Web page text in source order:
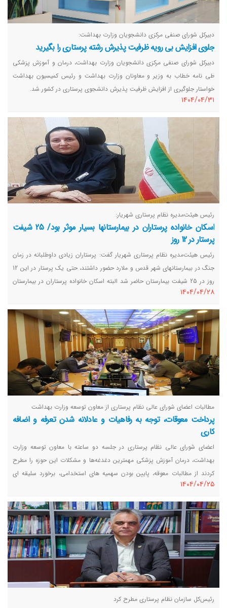
دبیرکل شورای صنفی مرکزی دانشجویان وزارت بهداشت:
جلوی افزایش بی رویه ظرفیت پذیرش رشته پرستاری را بگیرید
دبیرکل شورای صنفی مرکزی دانشجویان وزارت بهداشت، درمان و آموزش پزشکی
طی نامه خطاب به وزیر و معاونان وزارت بهداشت و رئیس کمیسیون بهداشت
خواستار جلوگیری از افزایش ظرفیت پذیرش دانشجوی پرستاری در کشور شد.
١٤٠٤/٠٤/٣١
رئیس هیئت‌مدیره نظام پرستاری شهریار:
اسکان خانواده‌ پرستاران در بیمارستانها بسیار موثر بود/ 25 شیفت
پرستار در 12 روز
رئیس هیئت‌مدیره نظام پرستاری شهریار گفت: پرستاران زیادی داوطلبانه در زمان
جنگ در بیمارستانهای شهر قدس و ملارد حضور داشتند، حتی یک پرستار در این 12
روز در 25 شیفت بیمارستان حاضر شد البته اسکان خانواده پرستاران در بیمارستان
هم در حضور بیشتر آنها موثر بود.
١٤٠٤/٠٤/٢٨
مطالبات اعضای شورای عالی نظام پرستاری از معاون توسعه وزارت بهداشت
پرداخت معوقات، توجه به رفاهیات و عادلانه شدن تعرفه و اضافه
کاری
اعضای شورای عالی نظام پرستاری در جلسه دو ساعته با معاون توسعه وزارت
بهداشت، درمان آموزش پزشکی مهمترین دغدغه‌ها و مشکلات این حوزه را مطرح
کردند از مطالبات معوقه، پایین بودن سهمیه های استخدامی، برخورد سلیقه ای
دانشگاهها، بلاتکلیفی بهیاران تا بی توجهی به کادر اورژانس.
١٤٠٤/٠٤/٢٥
رئیس‌کل سازمان نظام پرستاری مطرح کرد